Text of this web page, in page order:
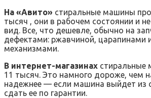
На «Авито» стиральные машины
тысяч , они в рабочем состоянии и
вид. Все, что дешевле, обычно на
дефектами: ржавчиной,
механизмами.
В интернет-магазинах стиральные
11 тысяч. Это намного дороже, чем
надежнее — если машина выйдет из
сдать ее по гарантии.